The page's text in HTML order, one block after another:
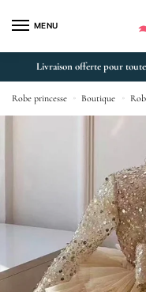
MENU
Livraison offerte pour
Robe princesse » Boutique »